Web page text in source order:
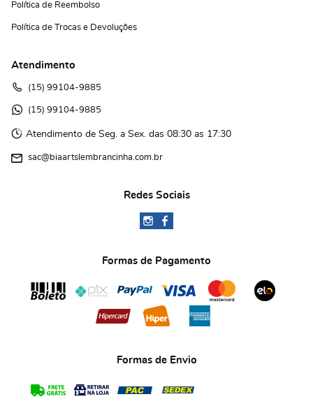
Política de Reembolso
Política de Trocas e Devoluções
Atendimento
(15) 99104-9885
(15) 99104-9885
Atendimento de Seg. a Sex. das 08:30 as 17:30
sac@biaartslembrancinha.com.br
Redes Sociais
Formas de Pagamento
Formas de Envio